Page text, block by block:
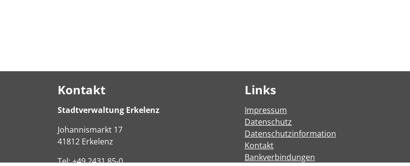
Kontakt
Stadtverwaltung Erkelenz
Johannismarkt 17
41812 Erkelenz
Tel:+49 2431 85-0
Links
Impressum
Datenschutz
Datenschutzinformation
Kontakt
Bankverbindungen